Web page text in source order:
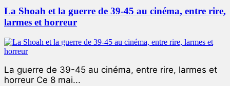
La Shoah et la guerre de 39-45 au cinéma, entre rire,
larmes et horreur
La guerre de 39-45 au cinéma, entre rire, larmes et
horreur Ce 8 mai...